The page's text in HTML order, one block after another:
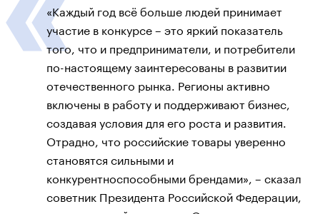
«Каждый год всё больше людей принимает
участие в конкурсе – это яркий показатель
того, что и предприниматели, и потребители
по-настоящему заинтересованы в развитии
отечественного рынка. Регионы активно
включены в работу и поддерживают бизнес,
создавая условия для его роста и развития.
Отрадно, что российские товары уверенно
становятся сильными и
конкурентноспособными брендами», – сказал
советник Президента Российской Федерации,